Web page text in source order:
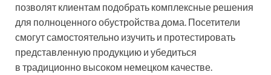
позволят клиентам подобрать комплексные решения
для полноценного обустройства дома. Посетители
смогут самостоятельно изучить и протестировать
представленную продукцию и убедиться
в традиционно высоком немецком качестве.